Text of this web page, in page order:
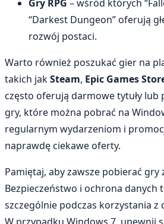
Gry RPG – wśród których
“Darkest Dungeon” oferują
rozwój postaci.
Warto również poszukać gier na
takich jakSteam, Epic Games
często oferują darmowe tytuły lub
gry, które można pobrać na
regularnym wydarzeniom i
naprawdę ciekawe oferty.
Pamiętaj, aby zawsze pobierać gry
Bezpieczeństwo i ochrona danych
szczególnie podczas korzystania z